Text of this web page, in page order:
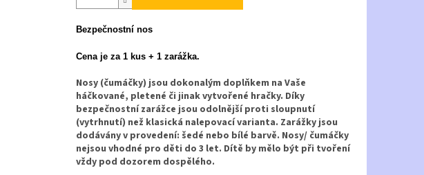
Bezpečnostní nos
Cena je za 1 kus + 1 zarážka.
Nosy (čumáčky) jsou dokonalým doplňkem na Vaše
háčkované, pletené či jinak vytvořené hračky. Díky
bezpečnostní zarážce jsou odolnější proti sloupnutí
(vytrhnutí) než klasická nalepovací varianta. Zarážky jsou
dodávány v provedení: šedé nebo bílé barvě. Nosy/ čumáčky
nejsou vhodné pro děti do 3 let. Dítě by mělo být při tvoření
vždy pod dozorem dospělého.